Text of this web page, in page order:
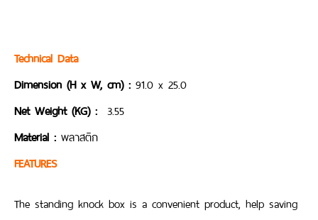
Technical Data
Dimension (H x W, cm) : 91.0 x 25.0
Net Weight (KG) : 3.55
Material : พลาสติก
FEATURES
The standing knock box is a convenient product, help saving